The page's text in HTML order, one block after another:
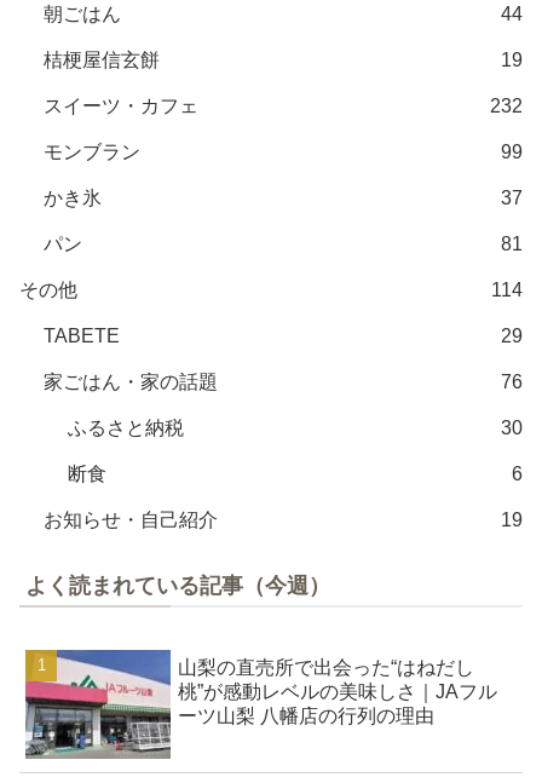
朝ごはん 44
桔梗屋信玄餅 19
スイーツ・カフェ 232
モンブラン 99
かき氷 37
パン 81
その他 114
TABETE 29
家ごはん・家の話題 76
ふるさと納税 30
断食 6
お知らせ・自己紹介 19
よく読まれている記事（今週）
山梨の直売所で出会った“はねだし
桃”が感動レベルの美味しさ｜JAフル
ーツ山梨 八幡店の行列の理由